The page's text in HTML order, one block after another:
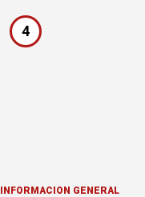
4
INFORMACION GENERAL